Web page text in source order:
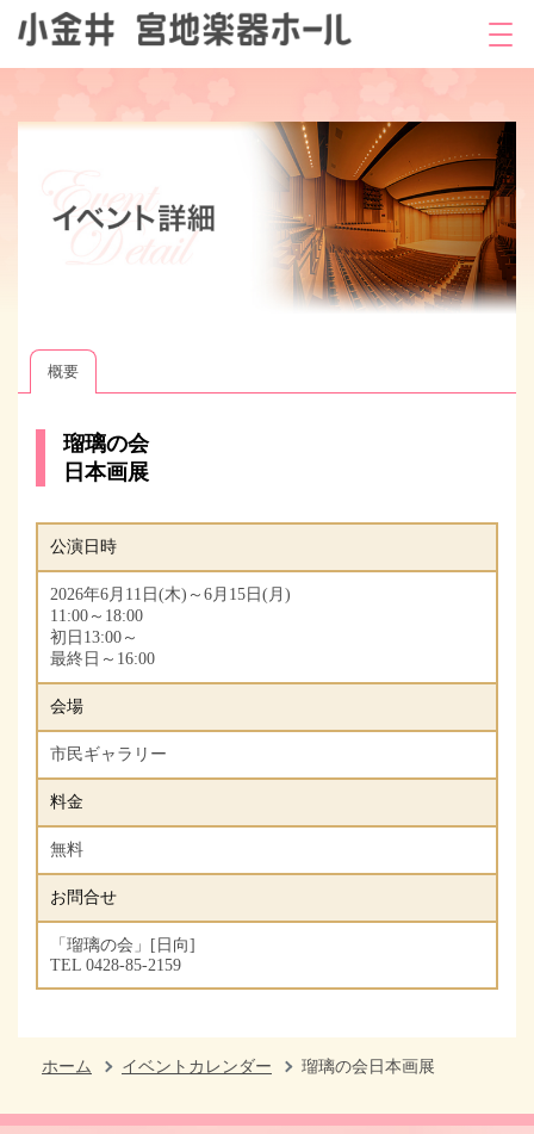
概要
瑠璃の会
日本画展
公演日時
2026年6月11日(木)～6月15日(月)
11:00～18:00
初日13:00～
最終日～16:00
会場
市民ギャラリー
料金
無料
お問合せ
「瑠璃の会」[日向]
TEL 0428-85-2159
ホーム イベントカレンダー 瑠璃の会日本画展